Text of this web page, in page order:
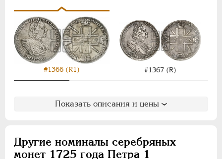
#1366 (R1) #1367 (R)
Показать описания и цены
Другие номиналы серебряных
монет 1725 года Петра 1